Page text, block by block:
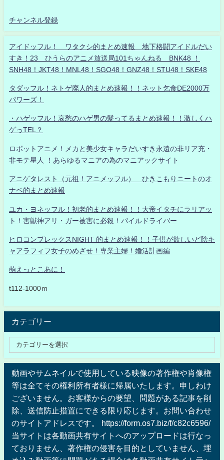
チャンネル登録
アイドッフル！ ワタクシ的まとめ速報 地下格闘アイドルだい
すき！23 ひうらのアニメ放送局101ちゃんねる BNK48 ！
SNH48！JKT48！MNL48！SGO48！GNZ48！STU48！SKE48
タダッフル！ネトゲ廃人的まとめ速報！！ネット乞食DE2000万
パワーズ！
・ハゲッフル！哀愁のハゲ男の髪ってるまとめ速報！！激しくハ
ゲっTEL？
ロボットアニメ！メカと美少女キャラだいすき永遠の非リア充・
非モテ星人 ！あらゆるマニアの為のマニアックサイト
アニゲタレスト（元祖！アニメッフル） ひきこもりニートのオ
ナベ的まとめ速報
ユカ・ヨネッフル！初老的まとめ速報！！大帝イタチにラリアッ
ト！害獣神アリ・ガー被害に必殺！パイルドライバー
ヒロコンプレックスNIGHT 的まとめ速報！！子供が欲しいど陰キ
ャアラフィフ女子のめざせ！専業主婦！婚活計画編
萌えっとこあに！
t112-1000ｍ
カテゴリー
動画やサムネイルで使用している映像の著作権や肖像権
等は全てその権利所有者様に帰属いたします。申しわけ
ございません。お客様からの要望、問題がある記事を削
除、送信防止措置にできる限り応じます。お問い合わせ
のサイトアドレスです。 https://form.os7.biz/f/c82c6596/
当サイトは各動画共有サイトへのアップロードは行なっ
ておりません、著作権の侵害を目的としていません、埋